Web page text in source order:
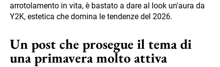
arrotolamento in vita, è bastato a dare al look un'aura da
Y2K, estetica che domina le tendenze del 2026.
Un post che prosegue il tema di
una primavera molto attiva